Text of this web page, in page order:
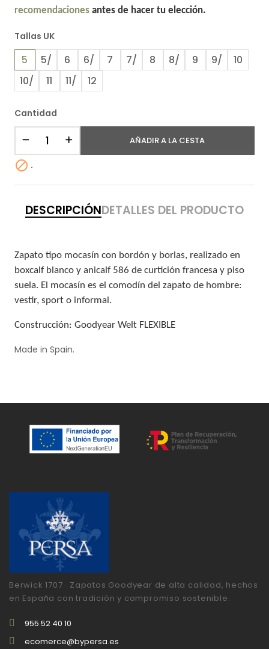
recomendacionesantes de hacer tu elección.
Tallas UK
5 5/ 6 6/ 7 7/ 8 8/ 9 9/
10
10/
11 11/ 12
Cantidad
AÑADIR A LA CESTA
 .
DESCRIPCIÓNDETALLES DEL PRODUCTO
Zapato tipo mocasín con bordón y borlas, realizado en
boxcalf blanco y anicalf 586 de curtición francesa y piso
suela. El mocasín es el comodín del zapato de hombre:
vestir, sport o informal.
Construcción: Goodyear Welt FLEXIBLE
Made in Spain.
Berwick 1707 · Zapatos Goodyear de alta calidad, hechos
en España con tradición y compromiso sostenible.
955 52 40 10
ecomerce@bypersa.es